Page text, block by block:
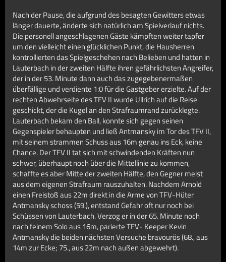
Nach der Pause, die aufgrund des besagten Gewitters etwas
länger dauerte, änderte sich natürlich am Spielverlauf nichts.
Die personell angeschlagenen Gäste kämpften weiter tapfer
um den vielleicht einen glücklichen Punkt, die Hausherren
kontrollierten das Spielgeschehen nach Belieben und hatten in
Lauterbach in der zweiten Hälfte ihren gefährlichsten Angreifer,
der in der 53. Minute dann auch das zugegebenermaßen
überfällige und verdiente 1:0 für die Gastgeber erzielte. Auf der
rechten Abwehrseite des TFV II wurde Ullrich auf die Reise
geschickt, der die Kugel an den Strafraumrand zurücklegte.
Lauterbach bekam den Ball, konnte sich gegen seinen
Gegenspieler behaupten und ließ Antmansky im Tor des TFV II,
mit seinem strammen Schuss aus 16m genau ins Eck, keine
Chance. Der TFV II tat sich mit schwindenden Kräften nun
schwer, überhaupt noch über die Mittellinie zu kommen,
schaffte es aber Mitte der zweiten Hälfte, den Gegner meist
aus dem eigenen Strafraum rauszuhalten. Nachdem Arnold
einen Freistoß aus 22m direkt in die Arme von TFV-Hüter
Antmansky schoss (59.), entstand Gefahr oft nur noch bei
Schüssen von Lauterbach. Verzog er in der 65. Minute noch
nach feinem Solo aus 16m, parierte TFV- Keeper Kevin
Antmansky die beiden nächsten Versuche bravourös (68., aus
14m zur Ecke; 75., aus 22m nach außen abgewehrt).